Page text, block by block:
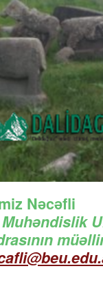
Nəcəfli
Muhəndislik